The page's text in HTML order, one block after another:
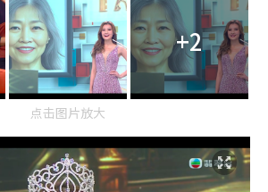
+2
点击图片放大